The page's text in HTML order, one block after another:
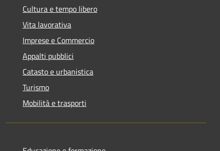
Cultura e tempo libero
Vita lavorativa
Imprese e Commercio
Appalti pubblici
Catasto e urbanistica
Turismo
Mobilità e trasporti